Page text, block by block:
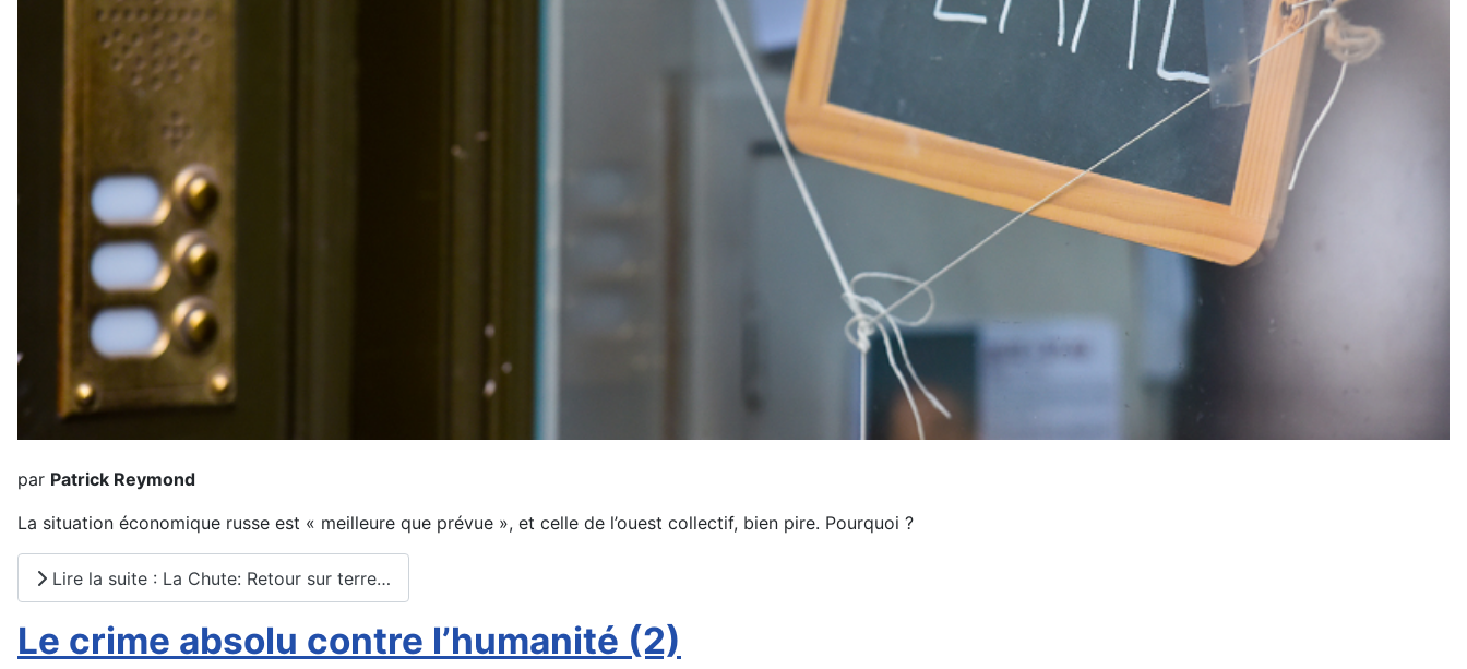
par Patrick Reymond
La situation économique russe est « meilleure que prévue », et celle de l’ouest collectif, bien pire. Pourquoi ?
Lire la suite : La Chute: Retour sur terre…
Le crime absolu contre l’humanité (2)